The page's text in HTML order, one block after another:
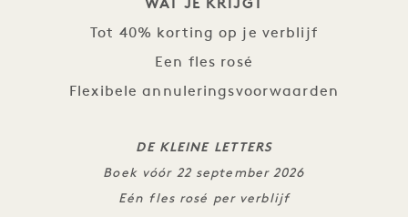
WAT JE KRIJGT
Tot 40% korting op je verblijf
Een fles rosé
Flexibele annuleringsvoorwaarden
DE KLEINE LETTERS
Boek vóór 22 september 2026
Eén fles rosé per verblijf